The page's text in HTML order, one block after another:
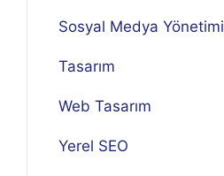
Sosyal Medya Yönetimi
Tasarım
Web Tasarım
Yerel SEO